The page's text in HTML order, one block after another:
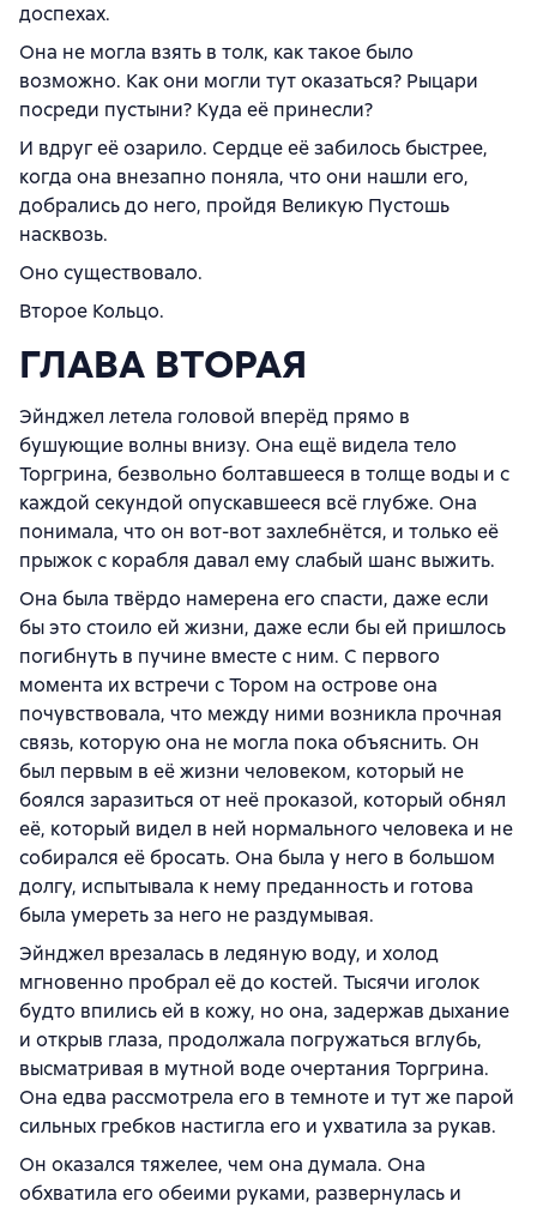
доспехах.
Она не могла взять в толк, как такое было
возможно. Как они могли тут оказаться? Рыцари
посреди пустыни? Куда её принесли?
И вдруг её озарило. Сердце её забилось быстрее,
когда она внезапно поняла, что они нашли его,
добрались до него, пройдя Великую Пустошь
насквозь.
Оно существовало.
Второе Кольцо.
ГЛАВА ВТОРАЯ
Эйнджел летела головой вперёд прямо в
бушующие волны внизу. Она ещё видела тело
Торгрина, безвольно болтавшееся в толще воды и с
каждой секундой опускавшееся всё глубже. Она
понимала, что он вот-вот захлебнётся, и только её
прыжок с корабля давал ему слабый шанс выжить.
Она была твёрдо намерена его спасти, даже если
бы это стоило ей жизни, даже если бы ей пришлось
погибнуть в пучине вместе с ним. С первого
момента их встречи с Тором на острове она
почувствовала, что между ними возникла прочная
связь, которую она не могла пока объяснить. Он
был первым в её жизни человеком, который не
боялся заразиться от неё проказой, который обнял
её, который видел в ней нормального человека и не
собирался её бросать. Она была у него в большом
долгу, испытывала к нему преданность и готова
была умереть за него не раздумывая.
Эйнджел врезалась в ледяную воду, и холод
мгновенно пробрал её до костей. Тысячи иголок
будто впились ей в кожу, но она, задержав дыхание
и открыв глаза, продолжала погружаться вглубь,
высматривая в мутной воде очертания Торгрина.
Она едва рассмотрела его в темноте и тут же парой
сильных гребков настигла его и ухватила за рукав.
Он оказался тяжелее, чем она думала. Она
обхватила его обеими руками, развернулась и